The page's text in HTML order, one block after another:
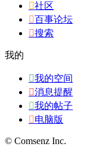
社区
百事论坛
搜索
我的
我的空间
消息提醒
我的帖子
电脑版
© Comsenz Inc.